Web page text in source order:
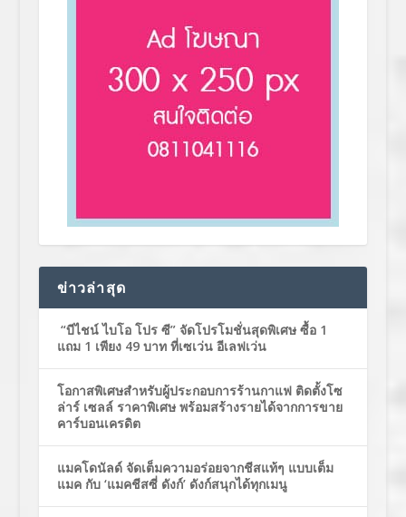
ข่าวล่าสุด
“บีไชน์ ไบโอ โปร ซี” จัดโปรโมชั่นสุดพิเศษ ซื้อ 1
แถม 1 เพียง 49 บาท ที่เซเว่น อีเลฟเว่น
โอกาสพิเศษสำหรับผู้ประกอบการร้านกาแฟ ติดตั้งโซ
ล่าร์ เซลล์ ราคาพิเศษ พร้อมสร้างรายได้จากการขาย
คาร์บอนเครดิต
แมคโดนัลด์ จัดเต็มความอร่อยจากชีสแท้ๆ แบบเต็ม
แมค กับ ‘แมคชีสซี่ ดังก์’ ดังก์สนุกได้ทุกเมนู